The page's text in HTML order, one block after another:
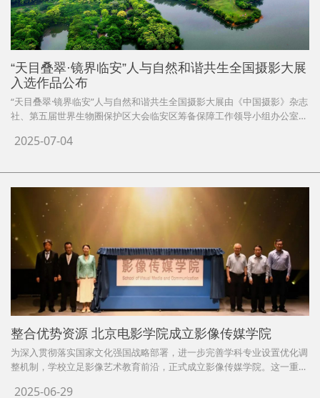
“天目叠翠·镜界临安”人与自然和谐共生全国摄影大展
入选作品公布
“天目叠翠·镜界临安”人与自然和谐共生全国摄影大展由《中国摄影》杂志
社、第五届世界生物圈保护区大会临安区筹备保障工作领导小组办公室、
展征集展现杭州市临安区人与自然，人与动物和谐共生的摄影作品，包括
协会副主席、新华社国内部中央新闻采访中心摄影采访室原主任鞠鹏，中
国摄影家协会第九届副主席、《解放军画报》社原社长柳军，中国摄影家
协会理事、浙江省摄影家协会秘书长沈峰，杭州市临安区摄影家协会主席
章国华，《中国摄影》杂志社总编辑李波担任了此次评选的评委。
2025-07-04
整合优势资源 北京电影学院成立影像传媒学院
为深入贯彻落实国家文化强国战略部署，进一步完善学科专业设置优化调
整机制，学校立足影像艺术教育前沿，正式成立影像传媒学院。这一重大
次再确认、再出发，还是北京电影学院学科建设的重要里程碑，更标志着
2025-06-29